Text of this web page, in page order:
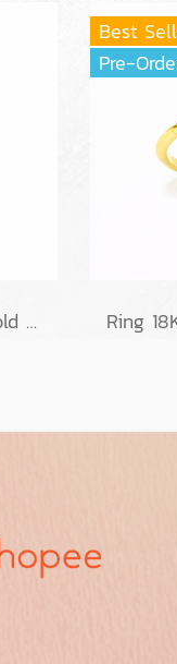
Pendents 18K White Gold with GIA Diamond
Best
Pre-